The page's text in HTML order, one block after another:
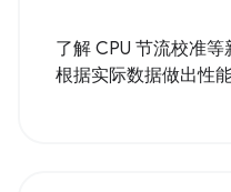
了解 CPU 节流校准
根据实际数据做出性